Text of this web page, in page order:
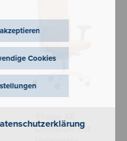
Cookies
Drehstuhl mit